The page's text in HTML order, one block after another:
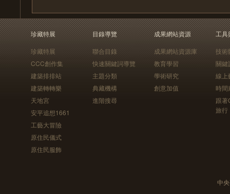
珍藏特展
珍藏特展
CCC創作集
建築排排站
建築轉轉樂
天地宮
安平追想1661
工藝大冒險
原住民儀式
原住民服飾
目錄導覽
聯合目錄
快速關鍵詞導覽
主題分類
典藏機構
進階搜尋
成果網站資源
成果網站資源庫
教育學習
學術研究
創意加值
工具
技術
關鍵
線上
時間
跟
旅行
中